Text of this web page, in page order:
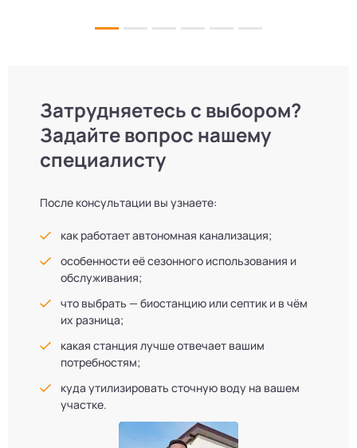
Затрудняетесь с выбором?
Задайте вопрос нашему
специалисту
После консультации вы узнаете:
как работает автономная канализация;
особенности её сезонного использования и
обслуживания;
что выбрать — биостанцию или септик и в чём
их разница;
какая станция лучше отвечает вашим
потребностям;
куда утилизировать сточную воду на вашем
участке.